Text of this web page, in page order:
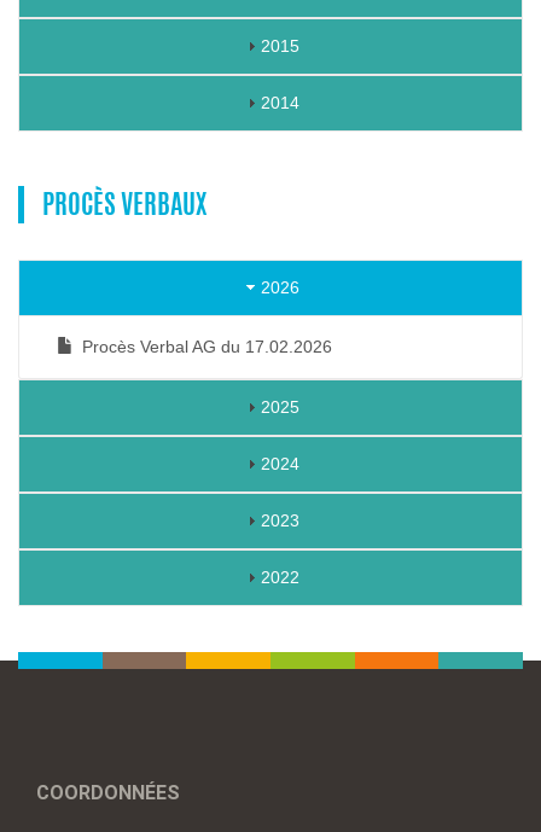
2015
2014
PROCÈS VERBAUX
2026
Procès Verbal AG du 17.02.2026
2025
2024
2023
2022
COORDONNÉES